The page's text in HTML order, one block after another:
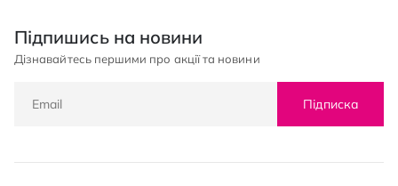
Підпишись на новини
Дізнавайтесь першими про акції та новини
Підписка